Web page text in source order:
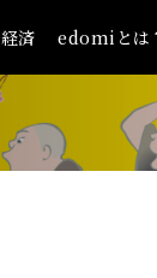
経済 edomiとは